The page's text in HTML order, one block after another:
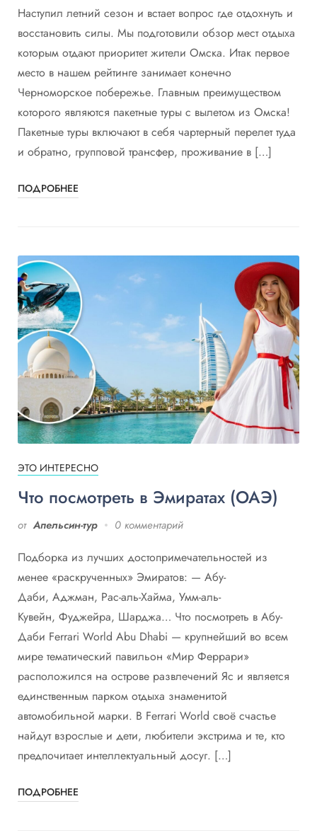
Наступил летний сезон и встает вопрос где отдохнуть и
восстановить силы. Мы подготовили обзор мест отдыха
которым отдают приоритет жители Омска. Итак первое
место в нашем рейтинге занимает конечно
Черноморское побережье. Главным преимуществом
которого являются пакетные туры с вылетом из Омска!
Пакетные туры включают в себя чартерный перелет туда
и обратно, групповой трансфер, проживание в […]
ПОДРОБНЕЕ
ЭТО ИНТЕРЕСНО
Что посмотреть в Эмиратах (ОАЭ)
от Апельсин-тур 0 комментарий
Подборка из лучших достопримечательностей из
менее «раскрученных» Эмиратов: — Абу-
Даби, Аджман, Рас-аль-Хайма, Умм-аль-
Кувейн, Фуджейра, Шарджа… Что посмотреть в Абу-
Даби Ferrari World Abu Dhabi — крупнейший во всем
мире тематический павильон «Мир Феррари»
расположился на острове развлечений Яс и является
единственным парком отдыха знаменитой
автомобильной марки. В Ferrari World своё счастье
найдут взрослые и дети, любители экстрима и те, кто
предпочитает интеллектуальный досуг. […]
ПОДРОБНЕЕ